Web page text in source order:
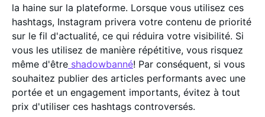
la haine sur la plateforme. Lorsque vous utilisez ces
hashtags, Instagram privera votre contenu de priorité
sur le fil d'actualité, ce qui réduira votre visibilité. Si
vous les utilisez de manière répétitive, vous risquez
même d'être shadowbanné! Par conséquent, si vous
souhaitez publier des articles performants avec une
portée et un engagement importants, évitez à tout
prix d'utiliser ces hashtags controversés.